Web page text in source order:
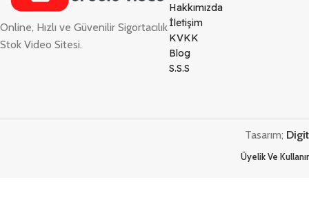
Online, Hızlı ve Güvenilir Sigortacılık
Stok Video Sitesi.
Hakkımızda
İletişim
KVKK
Blog
S.S.S
Tasarım;
Üyelik Ve